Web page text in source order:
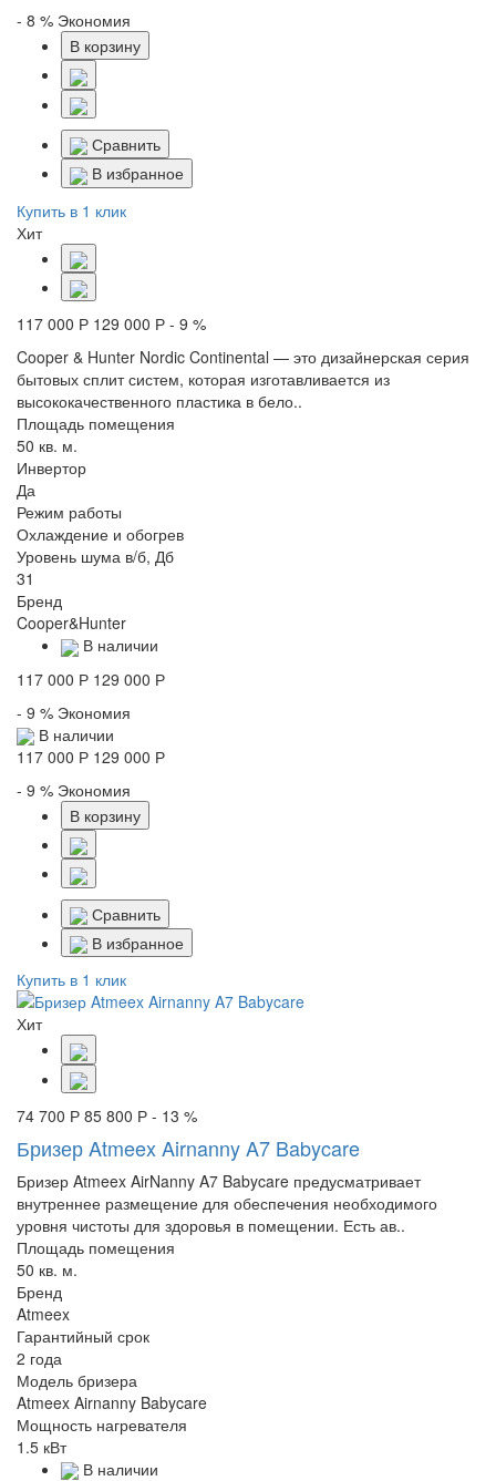
- 8 % Экономия
В корзину
Сравнить
В избранное
Купить в 1 клик
Хит
117 000 Р 129 000 Р - 9 %
Cooper & Hunter Nordic Continental — это дизайнерская серия
бытовых сплит систем, которая изготавливается из
высококачественного пластика в бело..
Площадь помещения
50 кв. м.
Инвертор
Да
Режим работы
Охлаждение и обогрев
Уровень шума в/б, Дб
31
Бренд
Cooper&Hunter
В наличии
117 000 Р 129 000 Р
- 9 % Экономия
В наличии
117 000 Р 129 000 Р
- 9 % Экономия
В корзину
Сравнить
В избранное
Купить в 1 клик
Хит
74 700 Р 85 800 Р - 13 %
Бризер Atmeex Airnanny A7 Babycare
Бризер Atmeex AirNanny A7 Babycare предусматривает
внутреннее размещение для обеспечения необходимого
уровня чистоты для здоровья в помещении. Есть ав..
Площадь помещения
50 кв. м.
Бренд
Atmeex
Гарантийный срок
2 года
Модель бризера
Atmeex Airnanny Babycare
Мощность нагревателя
1.5 кВт
В наличии